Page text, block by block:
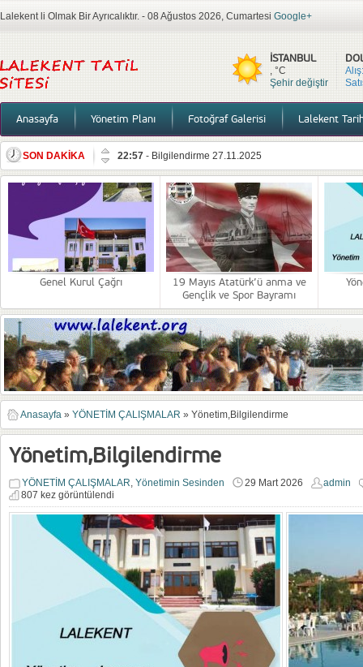
Lalekent li Olmak Bir Ayrıcalıktır. - 08 Ağustos 2026, Cumartesi Google+
Alış:
İSTANBUL
, °C
Şehir değiştir
Anasayfa Yönetim Planı Fotoğraf Galerisi Lalekent
SON DAKİKA
22:57-Bilgilendirme 27.11.2025
14:43-Lalekent sitesi Denetim ve Faaliyet raporları
12:01-10 Kasım
09:04- Genel Kurul Çağrı
13:46- 19 Mayıs Atatürk’ü anma ve Gençlik ve Spor
18:39 Yönetim,Bilgilendirme
Duyuru
12:17-2026 Mutlu Yıllar
Genel Kurul Çağrı
19 Mayıs Atatürk’ü anma ve
Gençlik ve Spor Bayramı
Anasayfa » YÖNETİM ÇALIŞMALAR » Yönetim,Bilgilendirme
Yönetim,Bilgilendirme
YÖNETİM ÇALIŞMALAR, Yönetimin Sesinden 29 Mart 2026
admin
807 kez görüntülendi